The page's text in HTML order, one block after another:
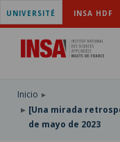
SKIP
TO
MAIN
NAVIGATION
PASAR
CONTENIDO
SKIP
UNIVERSITÉ INSA HDF
Inicio
[Una mirada
de mayo de 2023